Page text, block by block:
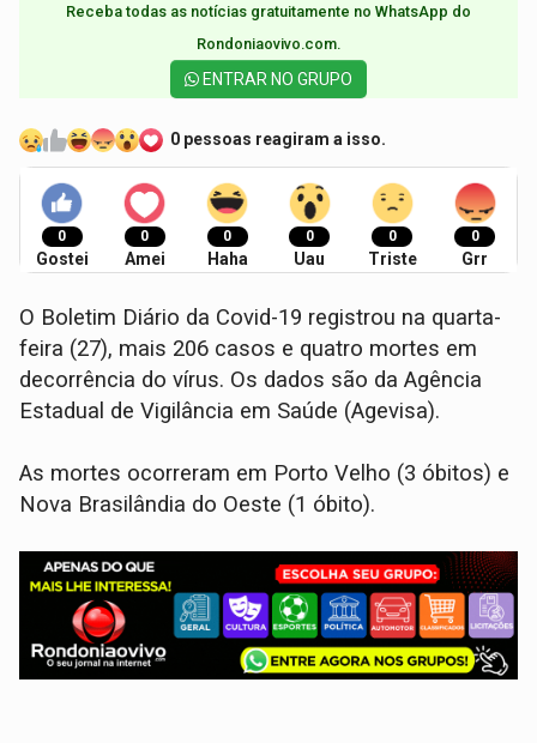
Receba todas as notícias gratuitamente no WhatsApp do
Rondoniaovivo.com.​
ENTRAR NO GRUPO
0 pessoas reagiram a isso.
0
Gostei
0
Amei
0
Haha
0
Uau
0
Triste
0
Grr
O Boletim Diário da Covid-19 registrou na quarta-
feira (27), mais 206 casos e quatro mortes em
decorrência do vírus. Os dados são da Agência
Estadual de Vigilância em Saúde (Agevisa).
As mortes ocorreram em Porto Velho (3 óbitos) e
Nova Brasilândia do Oeste (1 óbito).